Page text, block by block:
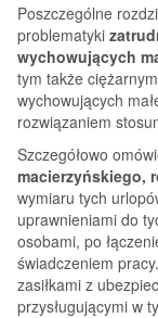
Poszczególne
problematyki
wychowujących
tym także
wychowujących
rozwiązaniem
Szczegółowo
macierzyńskiego,
wymiaru tych
uprawnieniami do
osobami, po
świadczeniem
zasiłkami z
przysługującymi w